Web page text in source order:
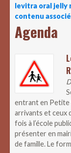
levitra oral jelly
contenu associé
Agenda
entrant en Petite
arrivants et ceux
fois à l’école
présenter en
de famille. Le